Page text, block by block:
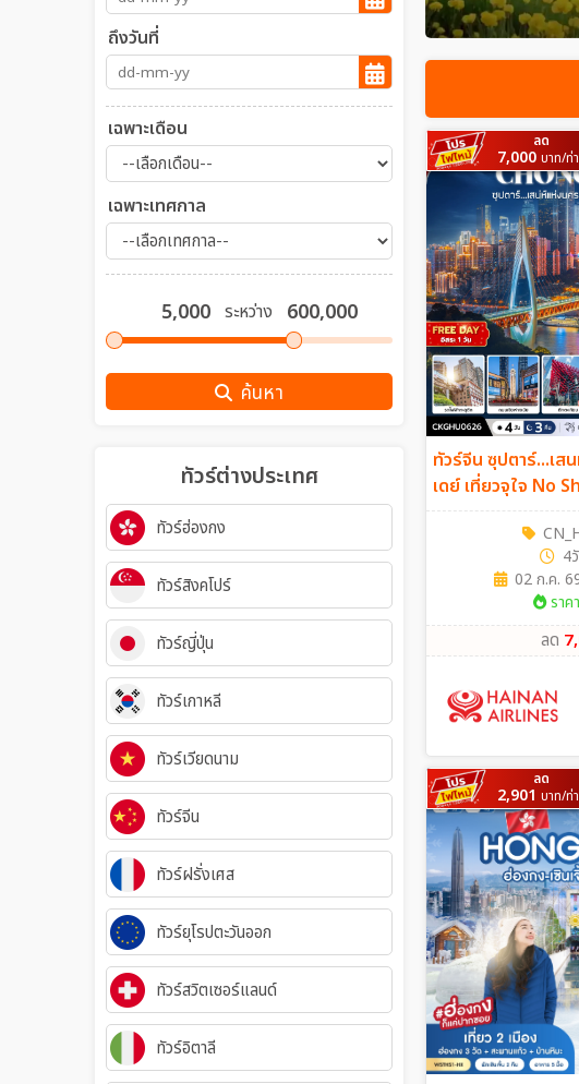
ถึงวันที่
เฉพาะเดือน
เฉพาะเทศกาล
ระหว่าง
ค้นหา
ทัวร์ต่างประเทศ
ทัวร์ฮ่องกง
ทัวร์สิงคโปร์
ทัวร์ญี่ปุ่น
ทัวร์เกาหลี
ทัวร์เวียดนาม
ทัวร์จีน
ทัวร์ฝรั่งเศส
ทัวร์ยุโรปตะวันออก
ทัวร์สวิตเซอร์แลนด์
ทัวร์อิตาลี
ลด
7,000 บาท/ท่
ทัวร์จีน ซุปตาร์...เส
เดย์ เที่ยวจุใจ No
กลับเช้า 4วัน 3คืน
4
02 ก.ค.
ราค
ลด
ลด
2,901 บาท/ท่